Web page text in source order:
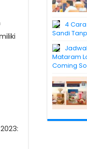
4
Sandi
Mataram
Coming